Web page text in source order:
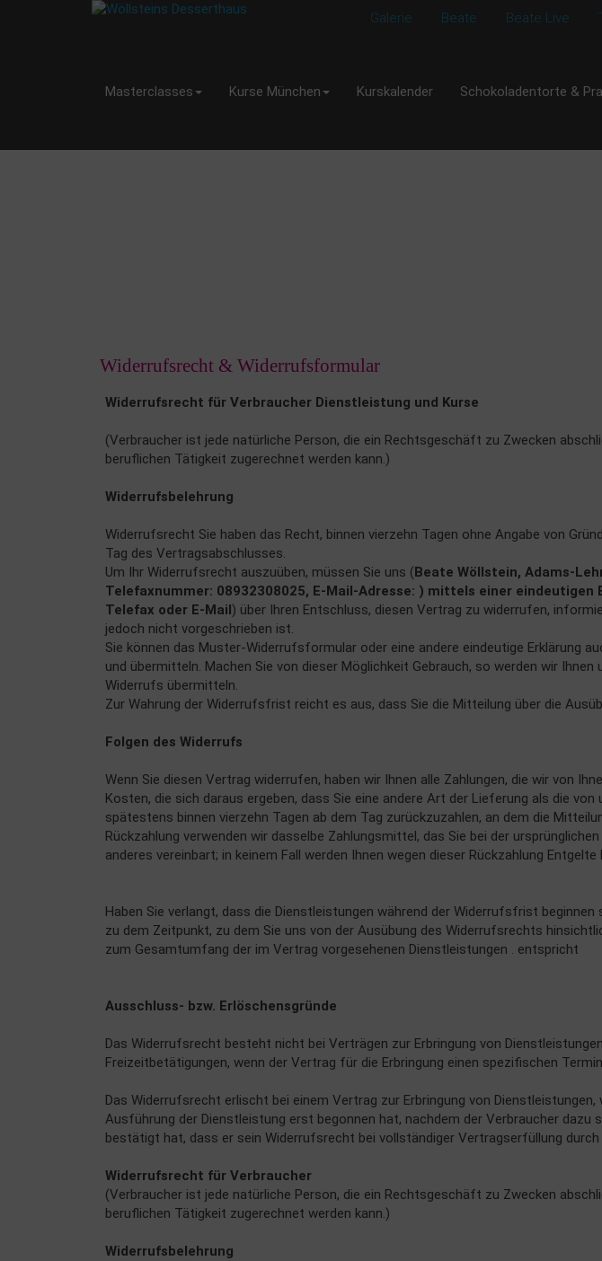
Galerie Beate Beate Live
Masterclasses Kurse München Kurskalender Schokoladentorte &
Widerrufsrecht & Widerrufsformular
Widerrufsrecht für Verbraucher Dienstleistung und Kurse
(Verbraucher ist jede natürliche Person, die ein Rechtsgeschäft zu Zwecken
beruflichen Tätigkeit zugerechnet werden kann.)
Widerrufsbelehrung
Widerrufsrecht Sie haben das Recht, binnen vierzehn Tagen ohne Angabe von
Tag des Vertragsabschlusses.
Um Ihr Widerrufsrecht auszuüben, müssen Sie uns (Beate Wöllstein, Adams-
Telefaxnummer: 08932308025, E-Mail-Adresse: ) mittels einer
Telefax oder E-Mail) über Ihren Entschluss, diesen Vertrag zu widerrufen,
jedoch nicht vorgeschrieben ist.
Sie können das Muster-Widerrufsformular oder eine andere eindeutige Erklärung
und übermitteln. Machen Sie von dieser Möglichkeit Gebrauch, so werden wir
Widerrufs übermitteln.
Zur Wahrung der Widerrufsfrist reicht es aus, dass Sie die Mitteilung über die
Folgen des Widerrufs
Wenn Sie diesen Vertrag widerrufen, haben wir Ihnen alle Zahlungen, die wir von
Kosten, die sich daraus ergeben, dass Sie eine andere Art der Lieferung als die
spätestens binnen vierzehn Tagen ab dem Tag zurückzuzahlen, an dem die
Rückzahlung verwenden wir dasselbe Zahlungsmittel, das Sie bei der
anderes vereinbart; in keinem Fall werden Ihnen wegen dieser Rückzahlung Entgelte
Haben Sie verlangt, dass die Dienstleistungen während der Widerrufsfrist
zu dem Zeitpunkt, zu dem Sie uns von der Ausübung des Widerrufsrechts
zum Gesamtumfang der im Vertrag vorgesehenen Dienstleistungen . entspricht
Ausschluss- bzw. Erlöschensgründe
Das Widerrufsrecht besteht nicht bei Verträgen zur Erbringung von
Freizeitbetätigungen, wenn der Vertrag für die Erbringung einen spezifischen
Das Widerrufsrecht erlischt bei einem Vertrag zur Erbringung von
Ausführung der Dienstleistung erst begonnen hat, nachdem der Verbraucher
bestätigt hat, dass er sein Widerrufsrecht bei vollständiger Vertragserfüllung durch
Widerrufsrecht für Verbraucher
(Verbraucher ist jede natürliche Person, die ein Rechtsgeschäft zu Zwecken
beruflichen Tätigkeit zugerechnet werden kann.)
Widerrufsbelehrung